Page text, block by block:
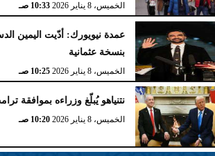
الخميس، 8 يناير 2026 10:33 صـ
عمدة نيويورك: أدّيت اليمين
بنسخة عثمانية
الخميس، 8 يناير 2026 10:25 صـ
نتنياهو يُبلّغ وزراءه بموافقة
الخميس، 8 يناير 2026 10:20 صـ